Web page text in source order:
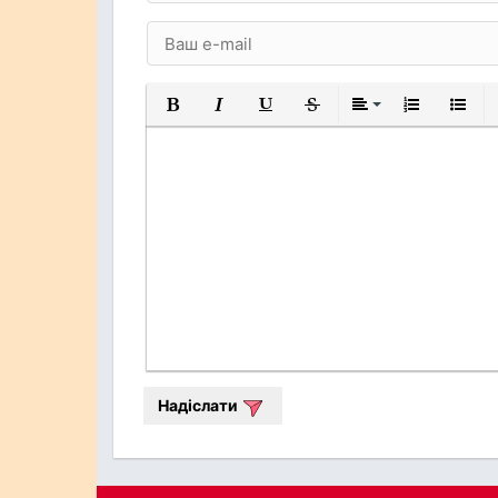
ЖирнийКурсивПідкреслений
ЗакресленийВирівнювання
Надіслати